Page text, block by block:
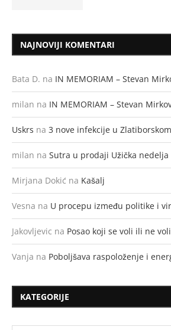
NAJNOVIJI KOMENTARI
Bata D. na IN MEMORIAM – Stevan
milan na IN MEMORIAM – Stevan
Uskrs na 3 nove infekcije u
milan na Sutra u prodaji Užička nedelja
Mirjana Dokić na Kašalj
Vesna na U procepu između politike i
Jakovljevic na Posao koji se voli ili ne voli
Vanja na Poboljšava raspoloženje i
KATEGORIJE